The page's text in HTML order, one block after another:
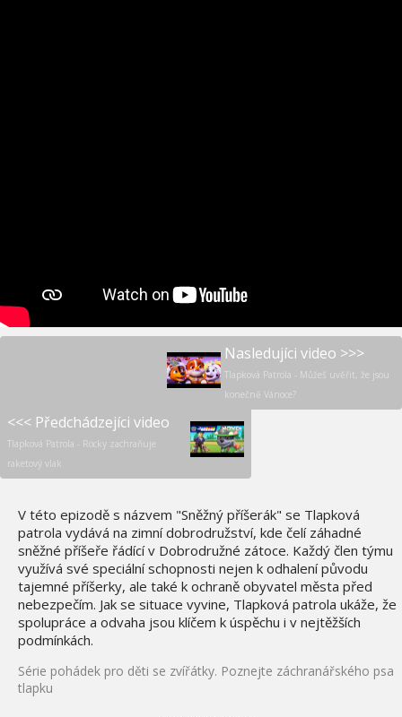
Nasledujíci video >>>
Tlapková Patrola - Můžeš uvěřit, že jsou
konečně Vánoce?
<<< Předchádzejíci video
Tlapková Patrola - Rocky zachraňuje
raketový vlak
V této epizodě s názvem "Sněžný příšerák" se Tlapková
patrola vydává na zimní dobrodružství, kde čelí záhadné
sněžné příšeře řádící v Dobrodružné zátoce. Každý člen týmu
využívá své speciální schopnosti nejen k odhalení původu
tajemné příšerky, ale také k ochraně obyvatel města před
nebezpečím. Jak se situace vyvine, Tlapková patrola ukáže, že
spolupráce a odvaha jsou klíčem k úspěchu i v nejtěžších
podmínkách.
Série pohádek pro děti se zvířátky. Poznejte záchranářského psa
tlapku